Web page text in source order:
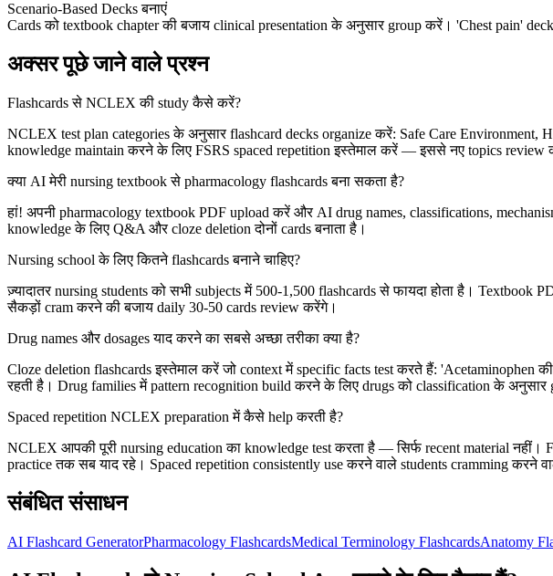
Scenario-Based Decks बनाएं
Cards को textbook chapter की बजाय clinical presentation के अनुसार group करें। 'Chest pain'
अक्सर पूछे जाने वाले प्रश्न
Flashcards से NCLEX की study कैसे करें?
NCLEX test plan categories के अनुसार flashcard decks organize करें: Safe Care
knowledge maintain करने के लिए FSRS spaced repetition इस्तेमाल करें — इससे नए topics
क्या AI मेरी nursing textbook से pharmacology flashcards बना सकता है?
हां! अपनी pharmacology textbook PDF upload करें और AI drug names, classifications,
knowledge के लिए Q&A और cloze deletion दोनों cards बनाता है।
Nursing school के लिए कितने flashcards बनाने चाहिए?
ज़्यादातर nursing students को सभी subjects में 500-1,500 flashcards से फायदा होता है।
सैकड़ों cram करने की बजाय daily 30-50 cards review करेंगे।
Drug names और dosages याद करने का सबसे अच्छा तरीका क्या है?
Cloze deletion flashcards इस्तेमाल करें जो context में specific facts test करते हैं: 'Acetaminophen
रहती है। Drug families में pattern recognition build करने के लिए drugs को classification के अनुसार
Spaced repetition NCLEX preparation में कैसे help करती है?
NCLEX आपकी पूरी nursing education का knowledge test करता है — सिर्फ recent material नहीं।
practice तक सब याद रहे। Spaced repetition consistently use करने वाले students cramming करने
संबंधित संसाधन
AI Flashcard GeneratorPharmacology FlashcardsMedical Terminology FlashcardsAnatomy